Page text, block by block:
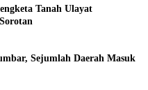
Tanah Ulayat
Sejumlah Daerah Masuk